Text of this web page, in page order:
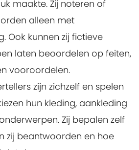
maakte. Zij noteren of
alleen met
Ook kunnen zij fictieve
laten beoordelen op feiten,
vooroordelen.
zijn zichzelf en spelen
hun kleding, aankleding
Zij bepalen zelf
zij beantwoorden en hoe